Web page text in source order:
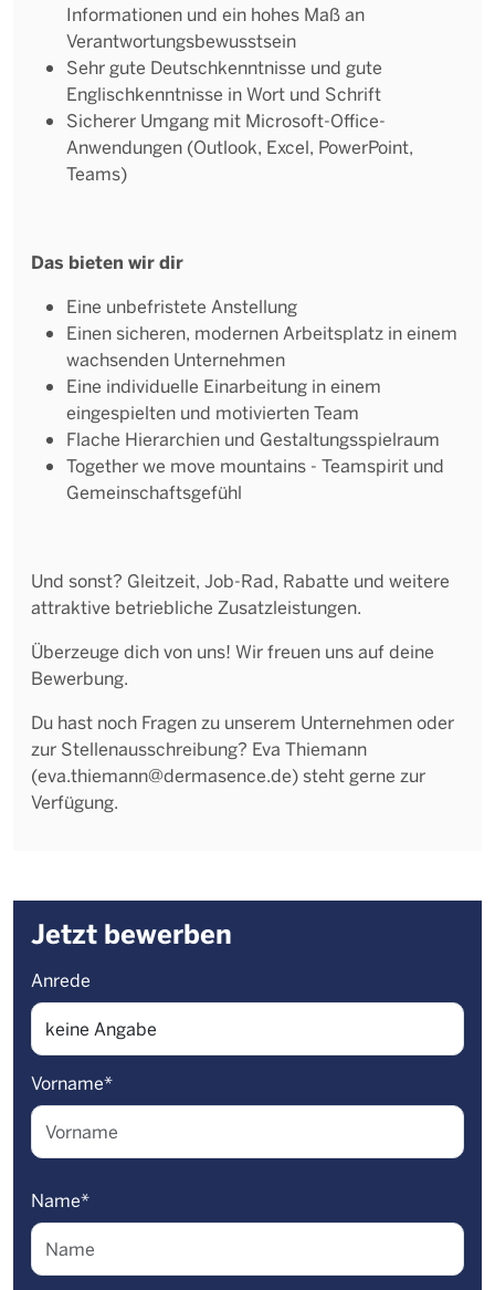
Informationen und ein hohes Maß an
Verantwortungsbewusstsein
Sehr gute Deutschkenntnisse und gute
Englischkenntnisse in Wort und Schrift
Sicherer Umgang mit Microsoft-Office-
Anwendungen (Outlook, Excel, PowerPoint,
Teams)
Das bieten wir dir
Eine unbefristete Anstellung
Einen sicheren, modernen Arbeitsplatz in einem
wachsenden Unternehmen
Eine individuelle Einarbeitung in einem
eingespielten und motivierten Team
Flache Hierarchien und Gestaltungsspielraum
Together we move mountains - Teamspirit und
Gemeinschaftsgefühl
Und sonst? Gleitzeit, Job-Rad, Rabatte und weitere
attraktive betriebliche Zusatzleistungen.
Überzeuge dich von uns! Wir freuen uns auf deine
Bewerbung.
Du hast noch Fragen zu unserem Unternehmen oder
zur Stellenausschreibung? Eva Thiemann
(eva.thiemann@dermasence.de) steht gerne zur
Verfügung.
Jetzt bewerben
Anrede
Vorname*
Name*